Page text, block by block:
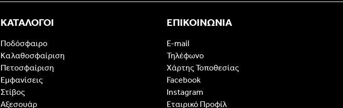
ΚΑΤΑΛΟΓΟΙ
Ποδόσφαιρο
Καλαθοσφαίριση
Πετοσφαίριση
Εμφανίσεις
Στίβος
Αξεσουάρ
ΕΠΙΚΟΙΝΩΝΙΑ
E-mail
Τηλέφωνο
Χάρτης Τοποθεσίας
Facebook
Instagram
Εταιρικό Προφίλ